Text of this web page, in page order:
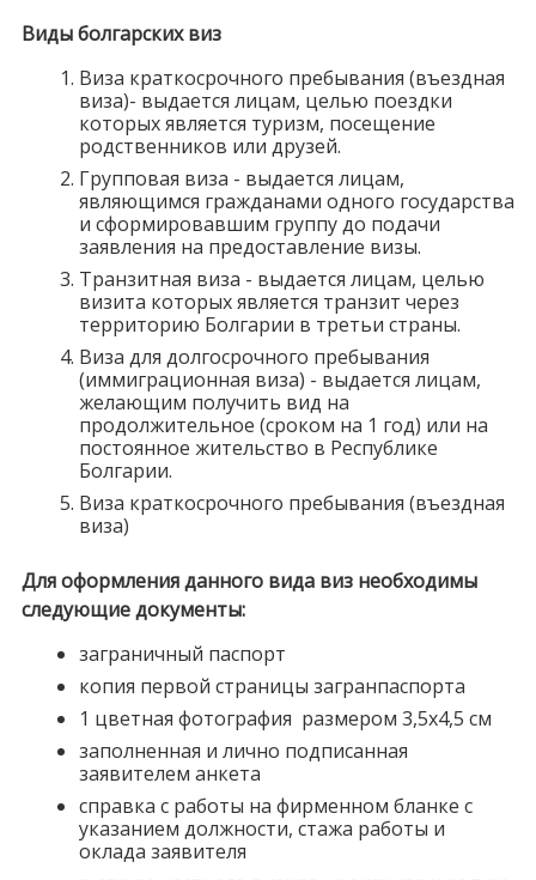
Виды болгарских виз
Виза краткосрочного пребывания (въездная
виза)- выдается лицам, целью поездки
которых является туризм, посещение
родственников или друзей.
Групповая виза - выдается лицам,
являющимся гражданами одного государства
и сформировавшим группу до подачи
заявления на предоставление визы.
Транзитная виза - выдается лицам, целью
визита которых является транзит через
территорию Болгарии в третьи страны.
Виза для долгосрочного пребывания
(иммиграционная виза) - выдается лицам,
желающим получить вид на
продолжительное (сроком на 1 год) или на
постоянное жительство в Республике
Болгарии.
Виза краткосрочного пребывания (въездная
виза)
Для оформления данного вида виз необходимы
следующие документы:
заграничный паспорт
копия первой страницы загранпаспорта
1 цветная фотография размером 3,5х4,5 см
заполненная и лично подписанная
заявителем анкета
справка с работы на фирменном бланке с
указанием должности, стажа работы и
оклада заявителя